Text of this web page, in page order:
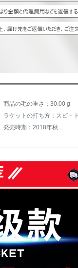
商品の毛の重さ：30.00 g
発売時期：2018年秋